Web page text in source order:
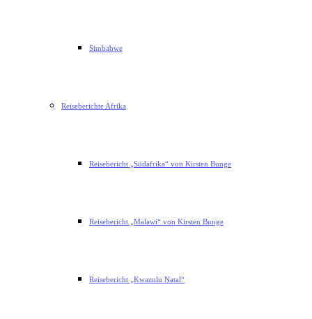
Simbabwe
Reiseberichte Afrika
Reisebericht „Südafrika“ von Kirsten Bunge
Reisebericht „Malawi“ von Kirsten Bunge
Reisebericht „Kwazulu Natal“